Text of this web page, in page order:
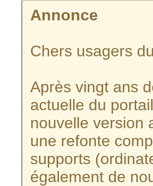
Annonce
Chers usagers
Après vingt ans
actuelle du
nouvelle version
une refonte
supports
également de